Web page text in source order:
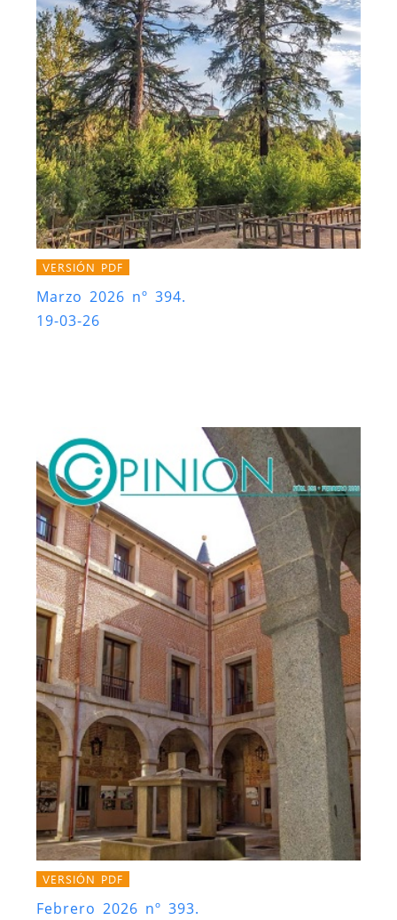
VERSIÓN PDF
Marzo 2026 nº 394.
19-03-26
VERSIÓN PDF
Febrero 2026 nº 393.